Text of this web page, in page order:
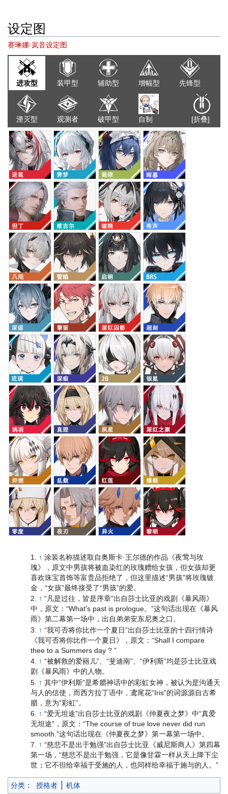
设定图
赛琳娜·岚音设定图
进攻型 装甲型 辅助型 增幅型 先锋型
湮灭型 观测者 破甲型 自制 [折叠]
↑ 涂装名称描述取自奥斯卡·王尔德的作品《夜莺与玫
瑰》，原文中男孩将被血染红的玫瑰赠给女孩，但女孩却更
喜欢珠宝首饰等富贵品拒绝了，但这里描述“男孩”将玫瑰镀
金，“女孩”最终接受了“男孩”的爱。
↑ “凡是过往，皆是序章”出自莎士比亚的戏剧《暴风雨》
中，原文：“What's past is prologue。”这句话出现在《暴风
雨》第二幕第一场中，出自弟弟安东尼奥之口。
↑ “我可否将你比作一个夏日”出自莎士比亚的十四行情诗
《我可否将你比作一个夏日》，原文：“Shall I compare
thee to a Summers day ? ”
↑ “被解救的爱丽儿”、“斐迪南”、“伊利斯”均是莎士比亚戏
剧《暴风雨》中的人物。
↑ 其中“伊利斯”是希腊神话中的彩虹女神，被认为是沟通天
与人的信使，而西方拉丁语中，鸢尾花“Iris”的词源源自古希
腊，意为“彩虹”。
↑ “爱无坦途”出自莎士比亚的戏剧《仲夏夜之梦》中“真爱
无坦途”，原文：“The course of true love never did run
smooth.”这句话出现在《仲夏夜之梦》第一幕第一场中。
↑ “慈悲不是出于勉强”出自莎士比亚《威尼斯商人》第四幕
第一场，“慈悲不是出于勉强，它是像甘霖一样从天上降下尘
世；它不但给幸福于受施的人，也同样给幸福于施与的人。”
分类 ： 授格者 机体